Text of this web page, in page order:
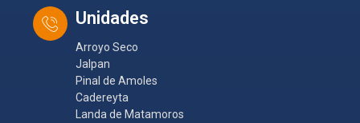
Unidades
Arroyo Seco
Jalpan
Pinal de Amoles
Cadereyta
Landa de Matamoros